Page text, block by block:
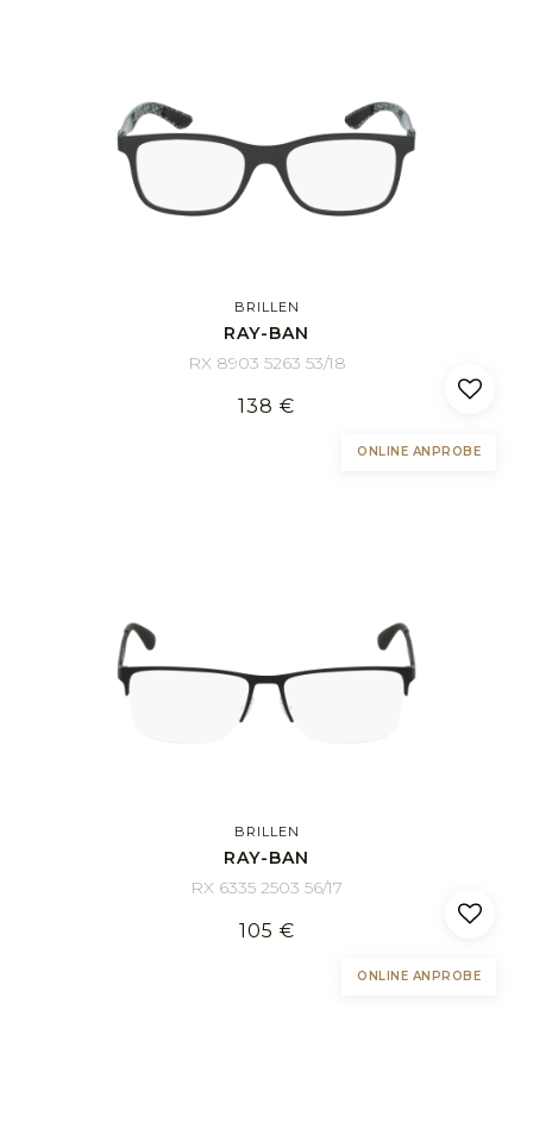
BRILLEN
RAY-BAN
RX 8903 5263 53/18
138 €
ONLINE ANPROBE
BRILLEN
RAY-BAN
RX 6335 2503 56/17
105 €
ONLINE ANPROBE